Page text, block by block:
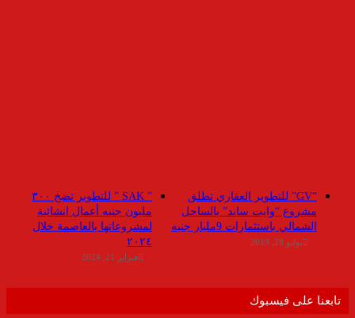
” SAK ” للتطوير تضخ ٣٠٠
مليون جنيه أعمال انشائية
لمشروعاتها بالعاصمة خلال
٢٠٢٤
فبراير 21, 2024
“GV” للتطوير العقاري تطلق
مشروع “وايت ساند” بالساحل
الشمالي باستثمارات 9مليار جنيه
يوليو 28, 2019
تابعنا على فيسبوك